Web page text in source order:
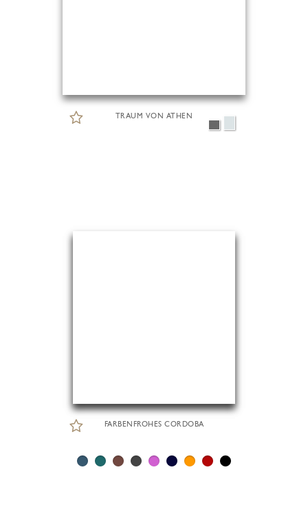
TRAUM VON ATHEN
FARBENFROHES CORDOBA